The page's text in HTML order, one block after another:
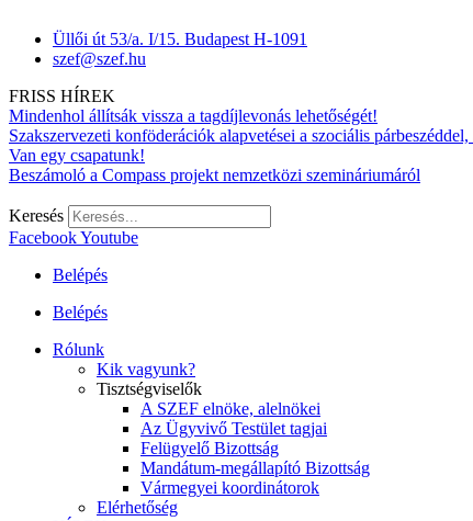
Üllői út 53/a. I/15. Budapest H-1091
szef@szef.hu
FRISS HÍREK
Mindenhol állítsák vissza a tagdíjlevonás lehetőségét!
Szakszervezeti konföderációk alapvetései a szociális
Van egy csapatunk!
Beszámoló a Compass projekt nemzetközi szemináriumáról
Keresés
FacebookYoutube
Belépés
Belépés
Rólunk
Kik vagyunk?
Tisztségviselők
A SZEF elnöke, alelnökei
Az Ügyvivő Testület tagjai
Felügyelő Bizottság
Mandátum-megállapító Bizottság
Vármegyei koordinátorok
Elérhetőség